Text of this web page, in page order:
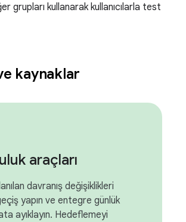
grupları kullanarak kullanıcılarla test
kaynaklar
araçları
davranış değişiklikleri
yapın ve entegre günlük
ayıklayın. Hedeflemeyi